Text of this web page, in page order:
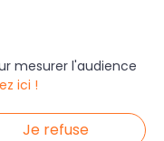
Turing Web
mesurer l'audience
ici !
Je refuse